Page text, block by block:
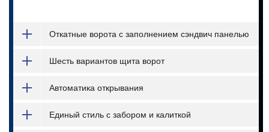
Откатные ворота с заполнением сэндвич панелью
Шесть вариантов щита ворот
Автоматика открывания
Единый стиль с забором и калиткой